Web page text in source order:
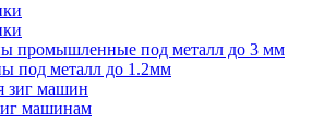
промышленные под металл до 3 мм
под металл до 1.2мм
зиг машин
машинам